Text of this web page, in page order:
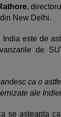
,
New Delhi.
este de
de
ca o
ale
se asteapta